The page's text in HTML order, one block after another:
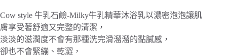
Cow style 牛乳石鹼-Milky牛乳精華沐浴乳以濃密泡泡讓肌
膚享受著舒適又完整的清潔，
淡淡的滋潤度不會有那種洗完滑溜溜的黏膩感，
卻也不會緊繃、乾澀，